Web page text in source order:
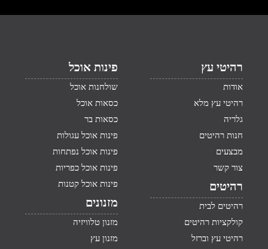
רהיטי עץ
אודות
רהיטי עץ מלא
גלריה
חנות רהיטים
מבצעים
צור קשר
רהיטים
רהיטים לבית
קולקציות רהיטים
רהיטי עץ וברזל
פינות אוכל
שולחנות אוכל
כסאות אוכל
כסאות בר
פינות אוכל עגולות
פינות אוכל נפתחות
פינות אוכל כפריות
פינות אוכל קטנות
מזנונים
מזנון טלוויזיה
מזנון עץ